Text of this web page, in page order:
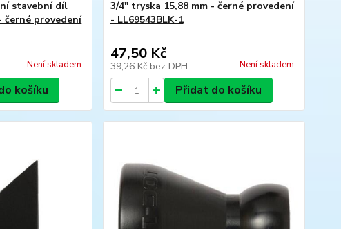
stavební díl
černé provedení
Není skladem
košíku
3/4" tryska 15,88 mm - černé provedení
- LL69543BLK-1
47,50 Kč
39,26 Kč bez DPH Není skladem
Přidat do košíku